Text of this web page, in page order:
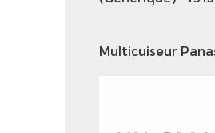
Multicuiseur